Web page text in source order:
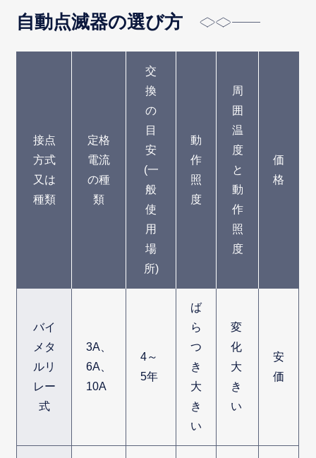
自動点滅器の選び方
接点
方式
又は
種類
定格
電流
の種
類
交
換
の
目
安
(一
般
使
用
場
所)
動
作
照
度
周
囲
温
度
と
動
作
照
度
価
格
バイ
メタ
ルリ
レー
式
3A、
6A、
10A
4～
5年
ば
ら
つ
き
大
き
い
変
化
大
き
い
安
価